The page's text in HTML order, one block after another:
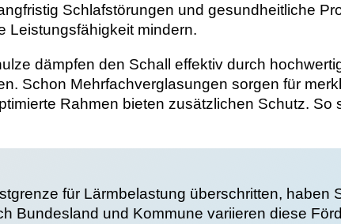
Schlafstörungen und gesundheitliche
Leistungsfähigkeit mindern.
dämpfen den Schall effektiv durch
Schon Mehrfachverglasungen sorgen für
Rahmen bieten zusätzlichen Schutz. So
für Lärmbelastung überschritten, haben
Bundesland und Kommune variieren diese